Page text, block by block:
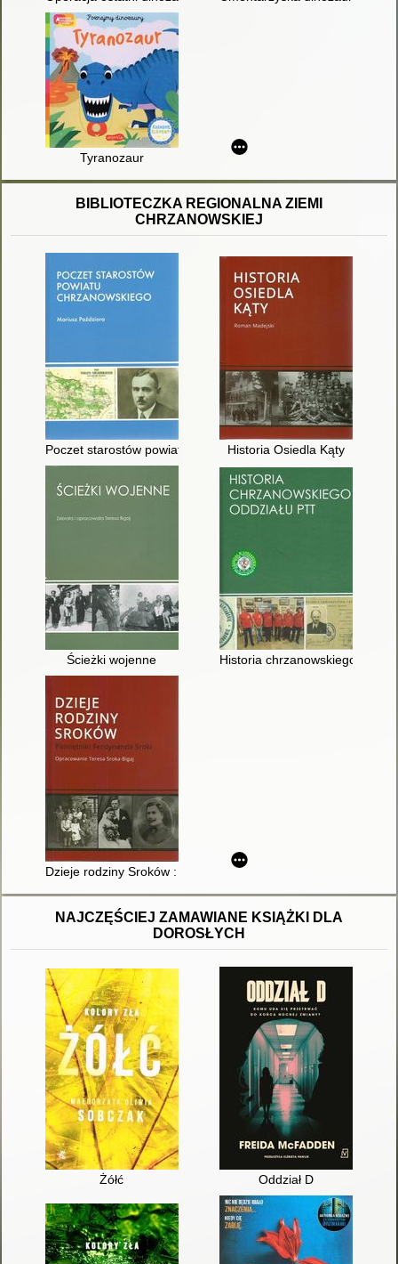
Tyranozaur
BIBLIOTECZKA REGIONALNA ZIEMI
CHRZANOWSKIEJ
Poczet starostów powiatu chrzanowskiegoHistoria Osiedla Kąty
Ścieżki wojenne Historia chrzanowskiego
Dzieje rodziny Sroków : pamiętniki Ferdynanda Sroki
NAJCZĘŚCIEJ ZAMAWIANE KSIĄŻKI DLA
DOROSŁYCH
Żółć Oddział D